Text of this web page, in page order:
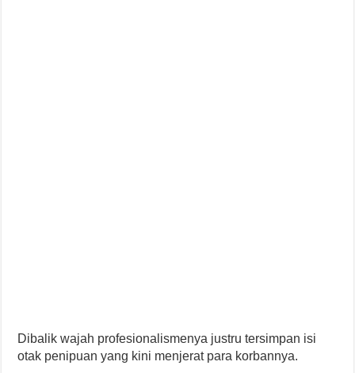
Dibalik wajah profesionalismenya justru tersimpan isi
otak penipuan yang kini menjerat para korbannya.